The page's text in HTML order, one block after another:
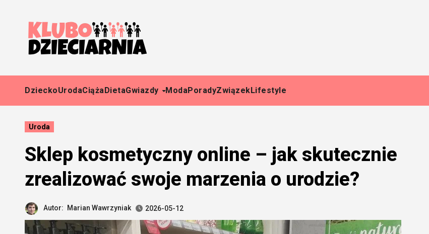
DzieckoUrodaCiążaDietaGwiazdy ModaPoradyZwiązekLifestyle
Uroda
Sklep kosmetyczny online – jak skutecznie
zrealizować swoje marzenia o urodzie?
Autor: Marian Wawrzyniak 2026-05-12